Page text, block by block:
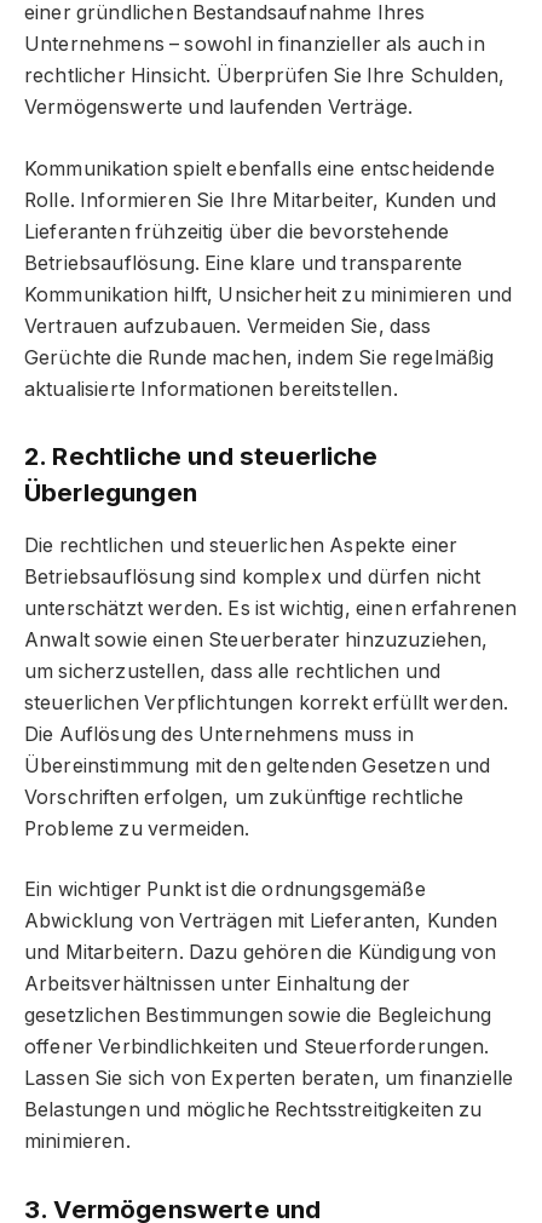
einer gründlichen Bestandsaufnahme Ihres
Unternehmens – sowohl in finanzieller als auch in
rechtlicher Hinsicht. Überprüfen Sie Ihre Schulden,
Vermögenswerte und laufenden Verträge.
Kommunikation spielt ebenfalls eine entscheidende
Rolle. Informieren Sie Ihre Mitarbeiter, Kunden und
Lieferanten frühzeitig über die bevorstehende
Betriebsauflösung. Eine klare und transparente
Kommunikation hilft, Unsicherheit zu minimieren und
Vertrauen aufzubauen. Vermeiden Sie, dass
Gerüchte die Runde machen, indem Sie regelmäßig
aktualisierte Informationen bereitstellen.
2. Rechtliche und steuerliche
Überlegungen
Die rechtlichen und steuerlichen Aspekte einer
Betriebsauflösung sind komplex und dürfen nicht
unterschätzt werden. Es ist wichtig, einen erfahrenen
Anwalt sowie einen Steuerberater hinzuzuziehen,
um sicherzustellen, dass alle rechtlichen und
steuerlichen Verpflichtungen korrekt erfüllt werden.
Die Auflösung des Unternehmens muss in
Übereinstimmung mit den geltenden Gesetzen und
Vorschriften erfolgen, um zukünftige rechtliche
Probleme zu vermeiden.
Ein wichtiger Punkt ist die ordnungsgemäße
Abwicklung von Verträgen mit Lieferanten, Kunden
und Mitarbeitern. Dazu gehören die Kündigung von
Arbeitsverhältnissen unter Einhaltung der
gesetzlichen Bestimmungen sowie die Begleichung
offener Verbindlichkeiten und Steuerforderungen.
Lassen Sie sich von Experten beraten, um finanzielle
Belastungen und mögliche Rechtsstreitigkeiten zu
minimieren.
3. Vermögenswerte und